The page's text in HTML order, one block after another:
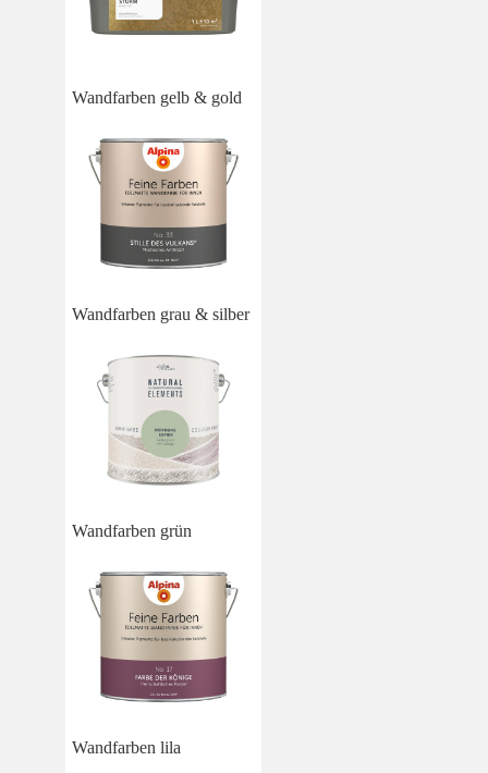
Wandfarben gelb & gold
Wandfarben grau & silber
Wandfarben grün
Wandfarben lila